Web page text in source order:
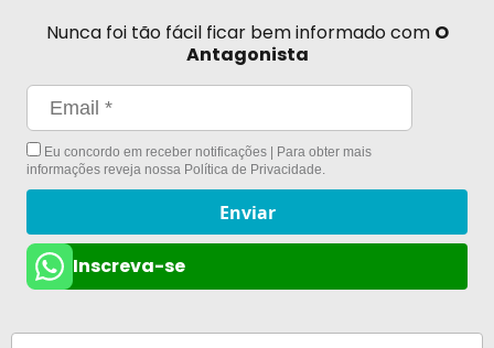
Nunca foi tão fácil ficar bem informado com O
Antagonista
Eu concordo em receber notificações | Para obter mais
informações reveja nossa Política de Privacidade.
Enviar
Inscreva-se